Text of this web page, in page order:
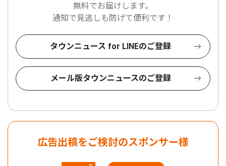
無料でお届けします。
通知で見逃しも防げて便利です！
タウンニュース for LINEのご登録
メール版タウンニュースのご登録
広告出稿をご検討のスポンサー様